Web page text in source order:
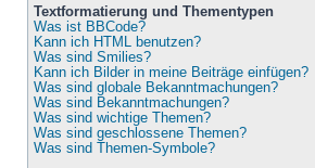
Textformatierung und Thementypen
Was ist BBCode?
Kann ich HTML benutzen?
Was sind Smilies?
Kann ich Bilder in meine Beiträge einfügen?
Was sind globale Bekanntmachungen?
Was sind Bekanntmachungen?
Was sind wichtige Themen?
Was sind geschlossene Themen?
Was sind Themen-Symbole?